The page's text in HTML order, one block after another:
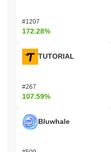
l'adozione degli utenti. La
modello decentralizzato, che
suo ruolo distintivo nel
immobiliare e della criptovaluta.
Cosa puoi fare con
pratiche all'interno del suo
utilizzare HCF per le
applicazioni decentralizzate
#1207
172.28%
TUTORIAL
#267
107.59%
Bluwhale